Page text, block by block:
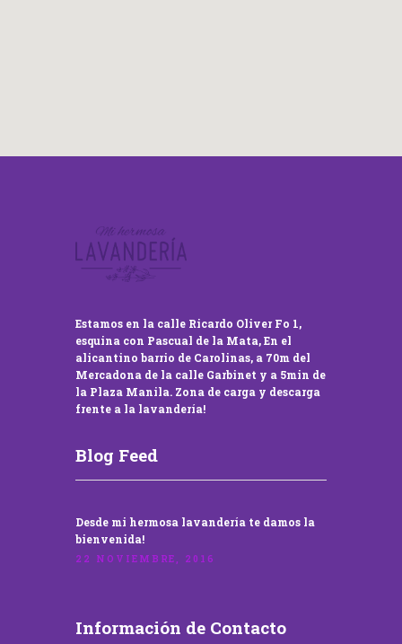
Estamos en la calle Ricardo Oliver Fo 1,
esquina con Pascual de la Mata, En el
alicantino barrio de Carolinas, a 70m del
Mercadona de la calle Garbinet y a 5min de
la Plaza Manila. Zona de carga y descarga
frente a la lavandería!
Blog Feed
Desde mi hermosa lavandería te damos la
bienvenida!
22 NOVIEMBRE, 2016
Información de Contacto